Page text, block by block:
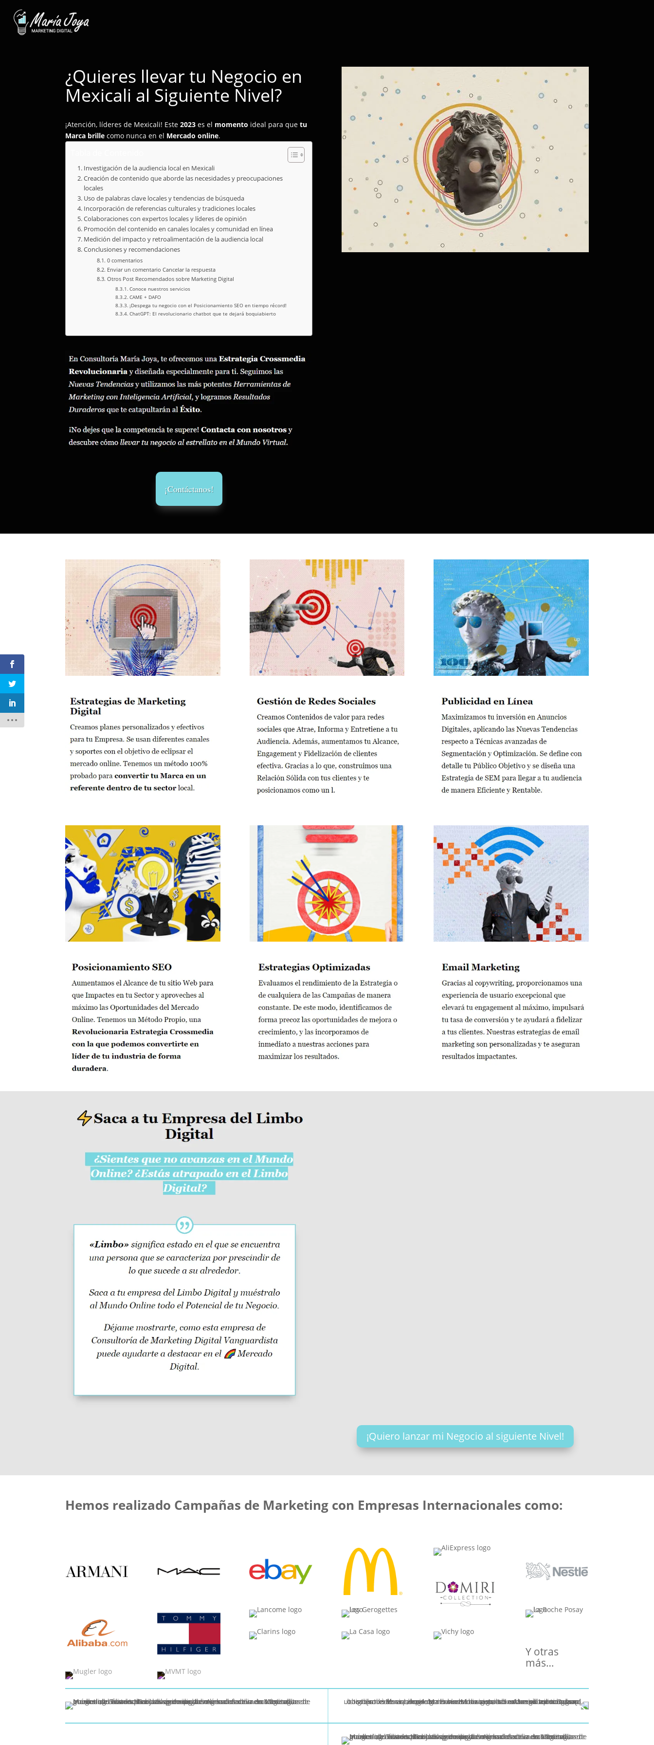
¿Quieres llevar tu Negocio en
Mexicali al Siguiente Nivel?
¡Atención, líderes de Mexicali! Este2023 es el momento ideal para quetu
Marca brille como nunca en el Mercado online.
Investigación de la audiencia local en Mexicali
Creación de contenido que aborde las necesidades y preocupaciones
locales
Uso de palabras clave locales y tendencias de búsqueda
Incorporación de referencias culturales y tradiciones locales
Colaboraciones con expertos locales y líderes de opinión
Promoción del contenido en canales locales y comunidad en línea
Medición del impacto y retroalimentación de la audiencia local
Conclusiones y recomendaciones
0 comentarios
Enviar un comentario Cancelar la respuesta
Otros Post Recomendados sobre Marketing Digital
Conoce nuestros servicios
CAME + DAFO
¡Despega tu negocio con el Posicionamiento SEO en tiempo récord!
ChatGPT: El revolucionario chatbot que te dejará boquiabierto
¡Contáctanos!
¡Quiero lanzar mi Negocio al siguiente Nivel!
Hemos realizado Campañas de Marketing con Empresas Internacionales como:
Y otras
más…